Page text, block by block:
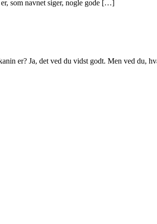
som navnet siger, nogle gode […]
er? Ja, det ved du vidst godt. Men ved du,